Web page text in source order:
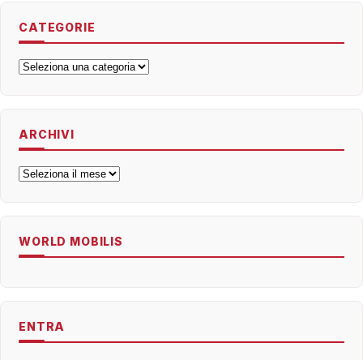
CATEGORIE
Categorie
ARCHIVI
Archivi
WORLD MOBILIS
ENTRA